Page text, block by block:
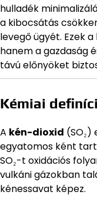
hulladék
a kibocsátás
levegő ügyét. Ezek
hanem a gazdaság
távú előnyöket
Kémiai
A kén-dioxid
egyatomos ként
SO₂-t oxidációs
vulkáni gázokban
kénessavat képez.